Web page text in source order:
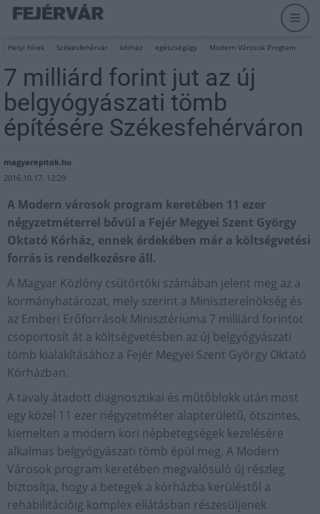
Helyi hírek Székesfehérvár kórház egészségügy Modern Városok Program
7 milliárd forint jut az új
belgyógyászati tömb
építésére Székesfehérváron
magyarepitok.hu
2016.10.17. 12:29
A Modern városok program keretében 11 ezer
négyzetméterrel bővül a Fejér Megyei Szent György
Oktató Kórház, ennek érdekében már a költségvetési
forrás is rendelkezésre áll.
A Magyar Közlöny csütörtöki számában jelent meg az a
kormányhatározat, mely szerint a Miniszterelnökség és
az Emberi Erőforrások Minisztériuma 7 milliárd forintot
csoportosít át a költségvetésben az új belgyógyászati
tömb kialakításához a Fejér Megyei Szent György Oktató
Kórházban.
A tavaly átadott diagnosztikai és műtőblokk után most
egy közel 11 ezer négyzetméter alapterületű, ötszintes,
kiemelten a modern kori népbetegségek kezelésére
alkalmas belgyógyászati tömb épül meg. A Modern
Városok program keretében megvalósuló új részleg
biztosítja, hogy a betegek a kórházba kerüléstől a
rehabilitációig komplex ellátásban részesüljenek